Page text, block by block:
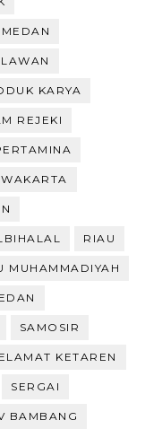
KARYA
REJEKI
RIAU
MUHAMMADIYAH
SAMOSIR
KETAREN
SERGAI
BAMBANG